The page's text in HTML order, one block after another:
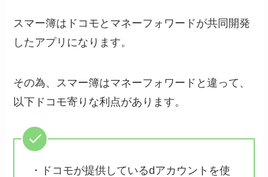
スマー簿はドコモとマネーフォワードが共同開発
したアプリになります。
その為、スマー簿はマネーフォワードと違って、
以下ドコモ寄りな利点があります。
・ドコモが提供しているdアカウントを使